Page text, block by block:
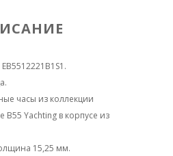
часы из коллекции
B55 Yachting в корпусе из
15,25 мм.